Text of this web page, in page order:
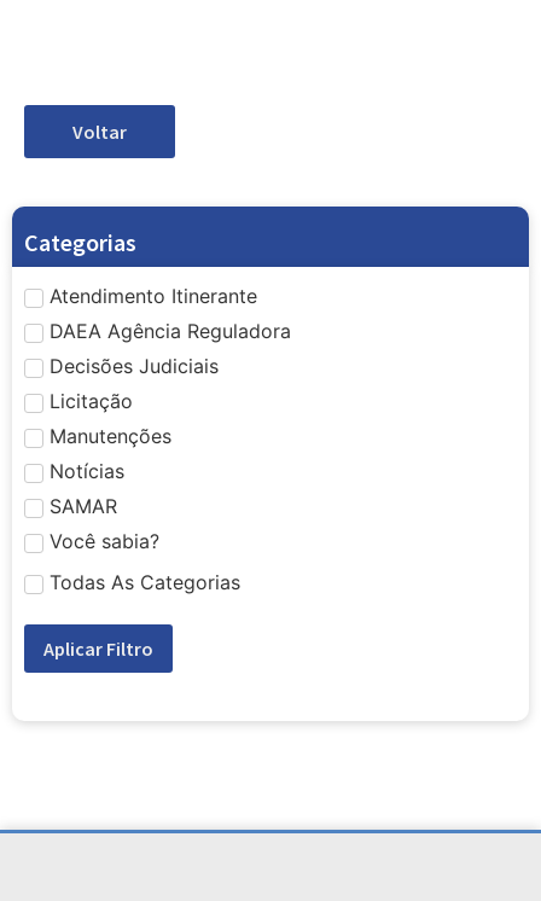
Voltar
Categorias
Atendimento Itinerante
DAEA Agência Reguladora
Decisões Judiciais
Licitação
Manutenções
Notícias
SAMAR
Você sabia?
Todas As Categorias
Aplicar Filtro